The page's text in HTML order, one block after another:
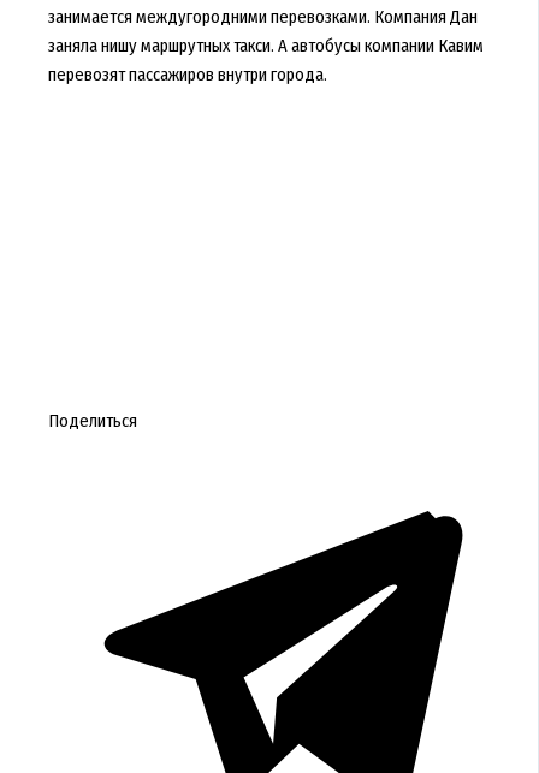
занимается междугородними перевозками. Компания Дан
заняла нишу маршрутных такси. А автобусы компании Кавим
перевозят пассажиров внутри города.
Поделиться